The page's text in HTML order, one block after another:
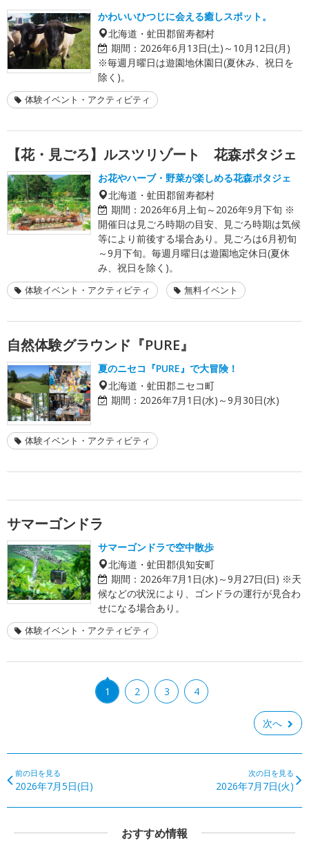
かわいいひつじに会える癒しスポット。
北海道・虻田郡留寿都村
期間： 2026年6月13日(土)～10月12日(月)
※毎週月曜日は遊園地休園日(夏休み、祝日を
除く)。
体験イベント・アクティビティ
【花・見ごろ】ルスツリゾート 花森ポタジェ
お花やハーブ・野菜が楽しめる花森ポタジェ
北海道・虻田郡留寿都村
期間： 2026年6月上旬～2026年9月下旬 ※
開催日は見ごろ時期の目安、見ごろ時期は気候
等により前後する場合あり。見ごろは6月初旬
～9月下旬。毎週月曜日は遊園地定休日(夏休
み、祝日を除く)。
体験イベント・アクティビティ 無料イベント
自然体験グラウンド『PURE』
夏のニセコ『PURE』で大冒険！
北海道・虻田郡ニセコ町
期間： 2026年7月1日(水)～9月30日(水)
体験イベント・アクティビティ
サマーゴンドラ
サマーゴンドラで空中散歩
北海道・虻田郡倶知安町
期間： 2026年7月1日(水)～9月27日(日) ※天
候などの状況により、ゴンドラの運行が見合わ
せになる場合あり。
体験イベント・アクティビティ
1 2 3 4
次へ
前の日を見る
2026年7月5日(日)
次の日を見る
2026年7月7日(火)
おすすめ情報